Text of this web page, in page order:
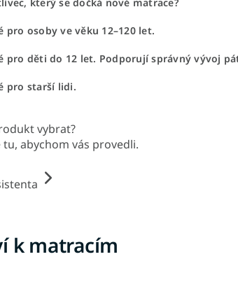
k matracím
pro osoby ve věku 12–120 let.
pro děti do 12 let. Podporují správný vývoj
pro starší lidi.
vybrat?
abychom vás provedli.